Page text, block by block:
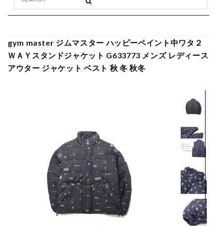
gym master ジムマスター ハッピーペイント中ワタ２
ＷＡＹスタンドジャケット G633773 メンズ レディース
アウター ジャケット ベスト 秋 冬 秋冬